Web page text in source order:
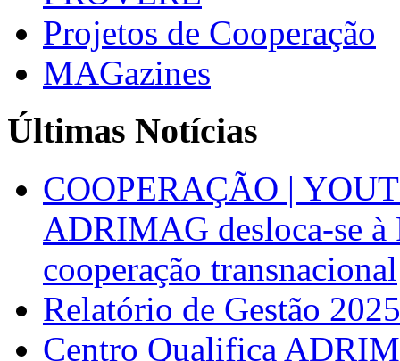
Projetos de Cooperação
MAGazines
Últimas Notícias
COOPERAÇÃO |
ADRIMAG desloca-se
cooperação transnacional
Relatório de Gestão 2025
Centro Qualifica